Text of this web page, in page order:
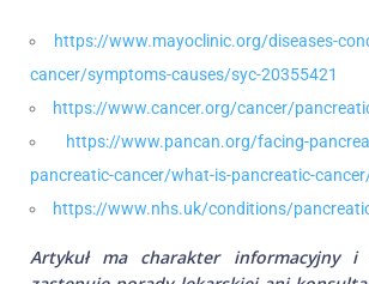
https://www.mayoclinic.org/diseases-
cancer/symptoms-causes/syc-20355421
https://www.cancer.org/cancer/
https://www.pancan.org/facing-
pancreatic-cancer/what-is-pancreatic-
https://www.nhs.uk/conditions/
Artykuł ma charakter informacyjny i